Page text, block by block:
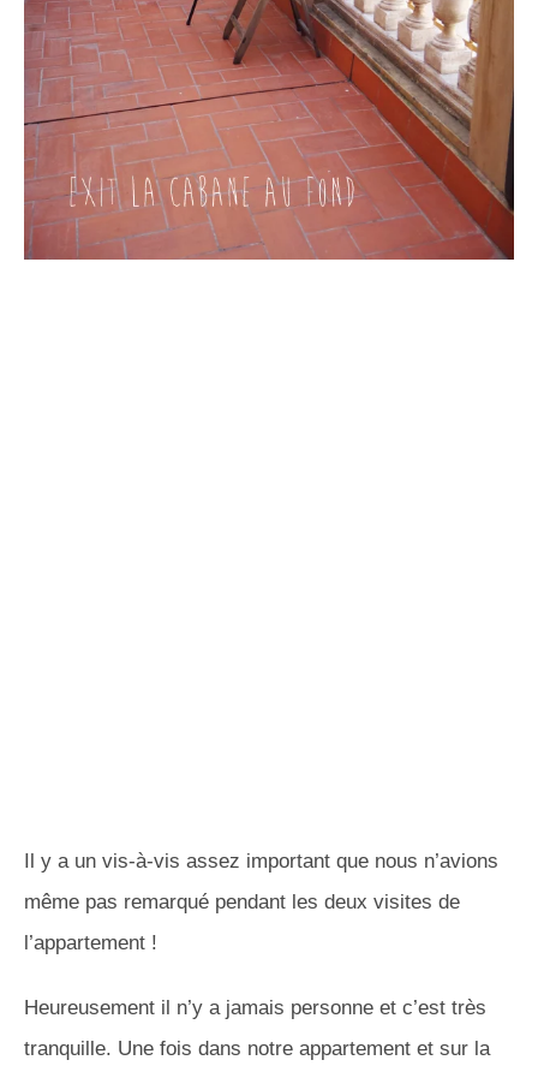
Il y a un vis-à-vis assez important que nous n’avions
même pas remarqué pendant les deux visites de
l’appartement !
Heureusement il n’y a jamais personne et c’est très
tranquille. Une fois dans notre appartement et sur la